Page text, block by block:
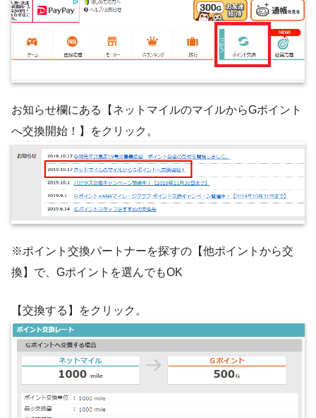
お知らせ欄にある【ネットマイルのマイルからGポイント
へ交換開始！】をクリック。
※ポイント交換パートナーを探すの【他ポイントから交
換】で、Gポイントを選んでもOK
【交換する】をクリック。